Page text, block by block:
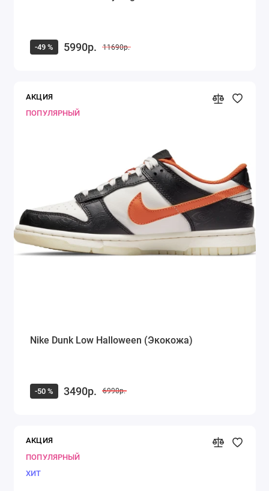
-49 % 5990р. 11690р.
АКЦИЯ
ПОПУЛЯРНЫЙ
Nike Dunk Low Halloween (Экокожа)
-50 % 3490р. 6990р.
АКЦИЯ
ПОПУЛЯРНЫЙ
ХИТ